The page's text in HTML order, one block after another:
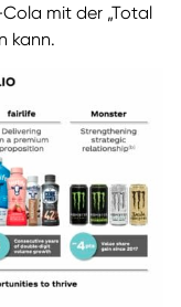
mit der „Total
kann.